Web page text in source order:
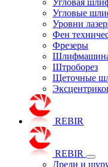
Угловая
Угловые
Уровни
Фен
Фрезеры
Шлифмашина
Штроборез
Щеточные
REBIR
REBIR
Дрели и